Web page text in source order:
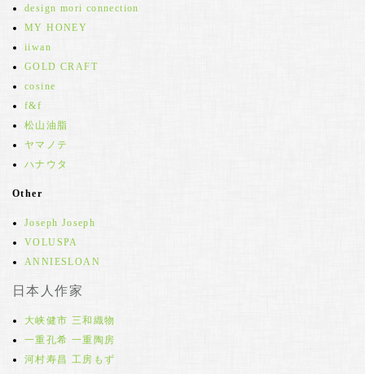
design mori connection
MY HONEY
iiwan
GOLD CRAFT
cosine
f&f
松山油脂
ヤマノテ
ハナウタ
Other
Joseph Joseph
VOLUSPA
ANNIESLOAN
日本人作家
大峡健市 三和織物
一重孔希 一重陶房
河村寿昌 工房もず